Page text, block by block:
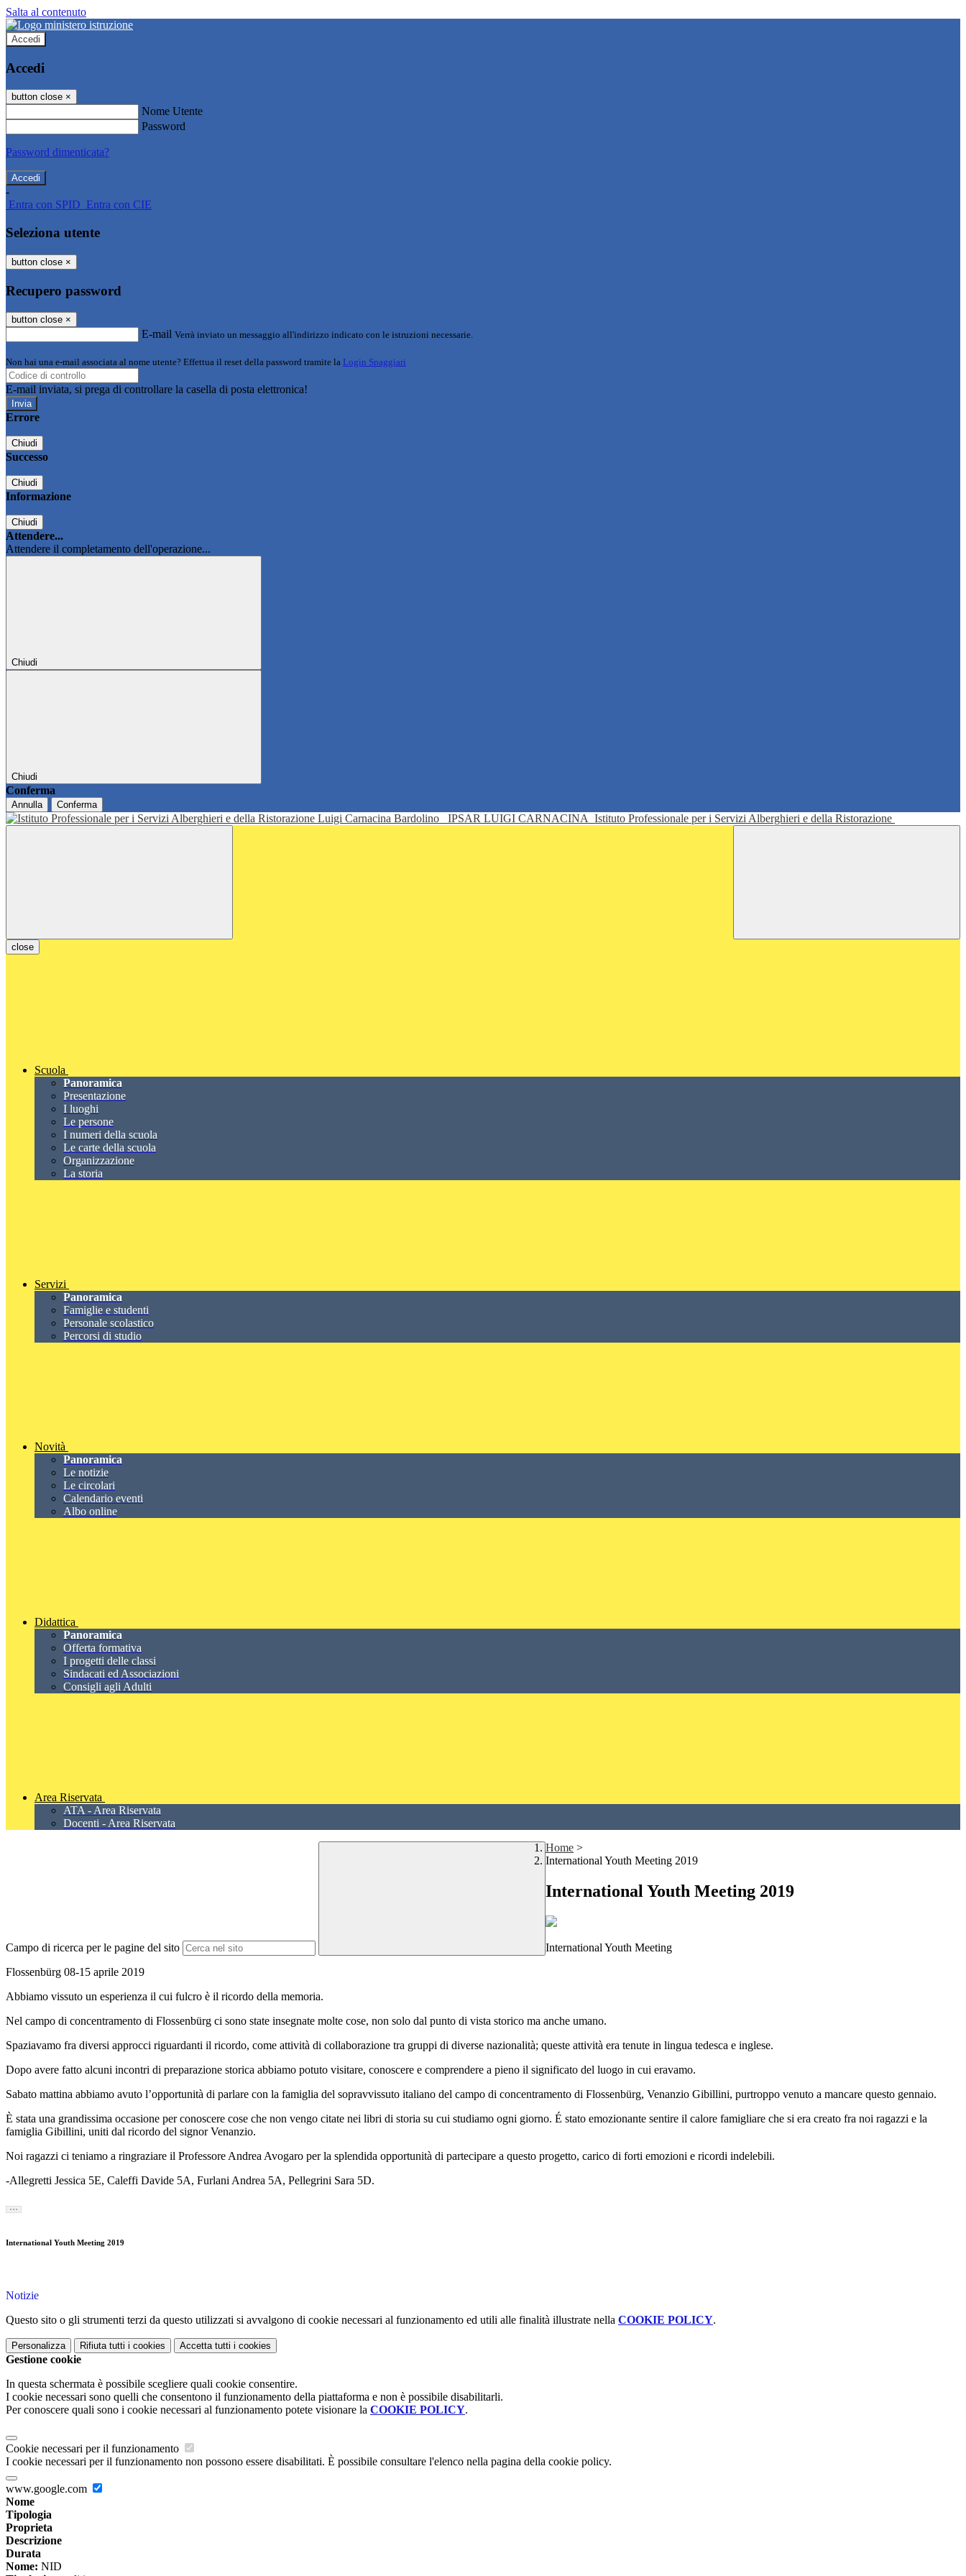
Salta al contenuto
Accedi
Accedi
button close ×
Nome Utente
Password
Password dimenticata?
-
Entra con SPID Entra con CIE
Seleziona utente
button close ×
Recupero password
button close ×
E-mail Verrà inviato un messaggio all'indirizzo indicato con le istruzioni necessarie.
Non hai una e-mail associata al nome utente? Effettua il reset della password tramite la Login Spaggiari
E-mail inviata, si prega di controllare la casella di posta elettronica!
Errore
Chiudi
Successo
Chiudi
Informazione
Chiudi
Attendere...
Attendere il completamento dell'operazione...
Chiudi
Chiudi
Conferma
Annulla Conferma
IPSAR LUIGI CARNACINA Istituto Professionale per i Servizi Alberghieri e della Ristorazione
close
Scuola
Panoramica
Presentazione
I luoghi
Le persone
I numeri della scuola
Le carte della scuola
Organizzazione
La storia
Servizi
Panoramica
Famiglie e studenti
Personale scolastico
Percorsi di studio
Novità
Panoramica
Le notizie
Le circolari
Calendario eventi
Albo online
Didattica
Panoramica
Offerta formativa
I progetti delle classi
Sindacati ed Associazioni
Consigli agli Adulti
Area Riservata
ATA - Area Riservata
Docenti - Area Riservata
Campo di ricerca per le pagine del sito
Home >
International Youth Meeting 2019
International Youth Meeting 2019
International Youth Meeting
Flossenbürg 08-15 aprile 2019
Abbiamo vissuto un esperienza il cui fulcro è il ricordo della memoria.
Nel campo di concentramento di Flossenbürg ci sono state insegnate molte cose, non solo dal punto di vista storico ma anche umano.
Spaziavamo fra diversi approcci riguardanti il ricordo, come attività di collaborazione tra gruppi di diverse nazionalità; queste attività era tenute in lingua tedesca e inglese.
Dopo avere fatto alcuni incontri di preparazione storica abbiamo potuto visitare, conoscere e comprendere a pieno il significato del luogo in cui eravamo.
Sabato mattina abbiamo avuto l’opportunità di parlare con la famiglia del sopravvissuto italiano del campo di concentramento di Flossenbürg, Venanzio Gibillini, purtroppo venuto a mancare questo gennaio.
È stata una grandissima occasione per conoscere cose che non vengo citate nei libri di storia su cui studiamo ogni giorno. É stato emozionante sentire il calore famigliare che si era creato fra noi ragazzi e la
famiglia Gibillini, uniti dal ricordo del signor Venanzio.
Noi ragazzi ci teniamo a ringraziare il Professore Andrea Avogaro per la splendida opportunità di partecipare a questo progetto, carico di forti emozioni e ricordi indelebili.
-Allegretti Jessica 5E, Caleffi Davide 5A, Furlani Andrea 5A, Pellegrini Sara 5D.
International Youth Meeting 2019
Notizie
Questo sito o gli strumenti terzi da questo utilizzati si avvalgono di cookie necessari al funzionamento ed utili alle finalità illustrate nella COOKIE POLICY.
Personalizza Rifiuta tutti i cookies Accetta tutti i cookies
Gestione cookie
In questa schermata è possibile scegliere quali cookie consentire.
I cookie necessari sono quelli che consentono il funzionamento della piattaforma e non è possibile disabilitarli.
Per conoscere quali sono i cookie necessari al funzionamento potete visionare la COOKIE POLICY.
Cookie necessari per il funzionamento
I cookie necessari per il funzionamento non possono essere disabilitati. È possibile consultare l'elenco nella pagina della cookie policy.
www.google.com
Nome
Tipologia
Proprieta
Descrizione
Durata
Nome: NID